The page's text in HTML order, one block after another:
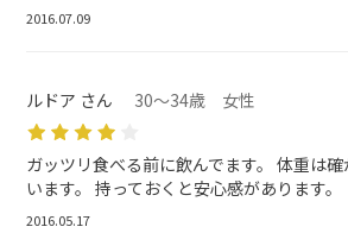
2016.07.09
ルドア さん 30～34歳 女性
ガッツリ食べる前に飲んでます。 体重は
います。 持っておくと安心感があります。
2016.05.17